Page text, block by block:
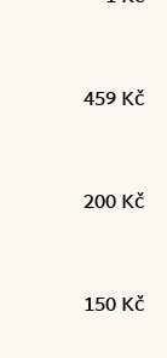
459 Kč
200 Kč
150 Kč